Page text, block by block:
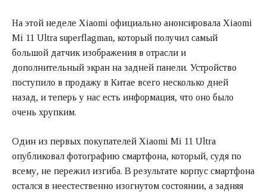
На этой неделе Xiaomi официально анонсировала Xiaomi
Mi 11 Ultra superflagman, который получил самый
большой датчик изображения в отрасли и
дополнительный экран на задней панели. Устройство
поступило в продажу в Китае всего несколько дней
назад, и теперь у нас есть информация, что оно было
очень хрупким.
Один из первых покупателей Xiaomi Mi 11 Ultra
опубликовал фотографию смартфона, который, судя по
всему, не пережил изгиба. В результате корпус смартфона
остался в неестественно изогнутом состоянии, а задняя